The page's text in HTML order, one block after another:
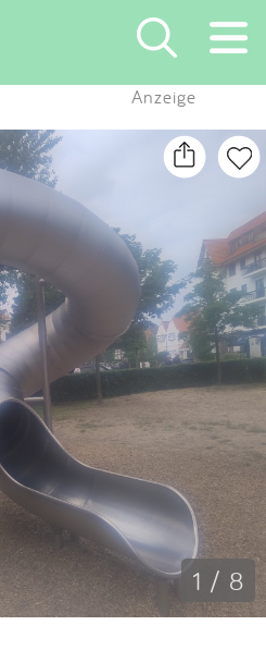
×
Anzeige
1 / 8